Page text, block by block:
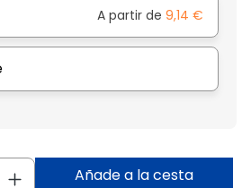
A partir de 9,14 €
Añade a la cesta